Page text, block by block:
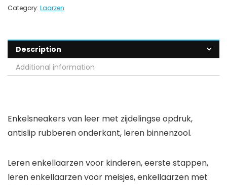
Category: Laarzen
Description
Additional information
Enkelsneakers van leer met zijdelingse opdruk,
antislip rubberen onderkant, leren binnenzool.
Leren enkellaarzen voor kinderen, eerste stappen,
leren enkellaarzen voor meisjes, enkellaarzen met